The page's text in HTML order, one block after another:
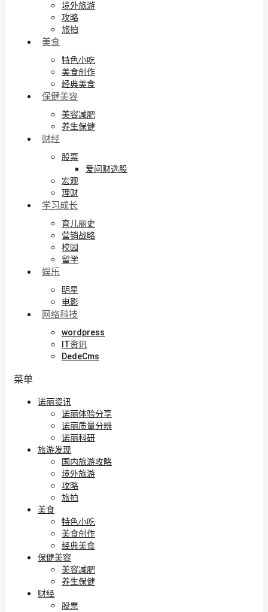
境外旅游
攻略
旅拍
美食
特色小吃
美食创作
经典美食
保健美容
美容减肥
养生保健
财经
股票
爱问财选股
宏观
理财
学习成长
育儿丽史
营销战略
校园
留学
娱乐
明星
电影
网络科技
wordpress
IT资讯
DedeCms
菜单
诺丽资讯
诺丽体验分享
诺丽质量分辨
诺丽科研
旅游发现
国内旅游攻略
境外旅游
攻略
旅拍
美食
特色小吃
美食创作
经典美食
保健美容
美容减肥
养生保健
财经
股票